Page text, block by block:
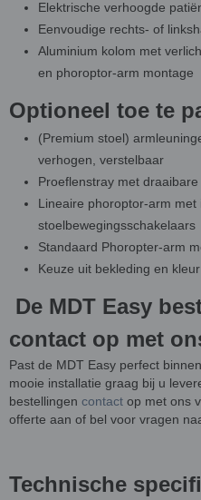
Elektrische verhoogde
Eenvoudige rechts- of
Aluminium kolom met
en phoroptor-arm montage
Optioneel toe te
(Premium stoel)
verhogen, verstelbaar
Proeflenstray met draaibare
Lineaire phoroptor-arm met
stoelbewegingsschakelaars
Standaard Phoropter-arm
Keuze uit bekleding en
De MDT Easy
contact op met
Past de MDT Easy perfect
mooie installatie graag bij u
bestellingen contact op met ons
offerte aan of bel voor vragen
Technische